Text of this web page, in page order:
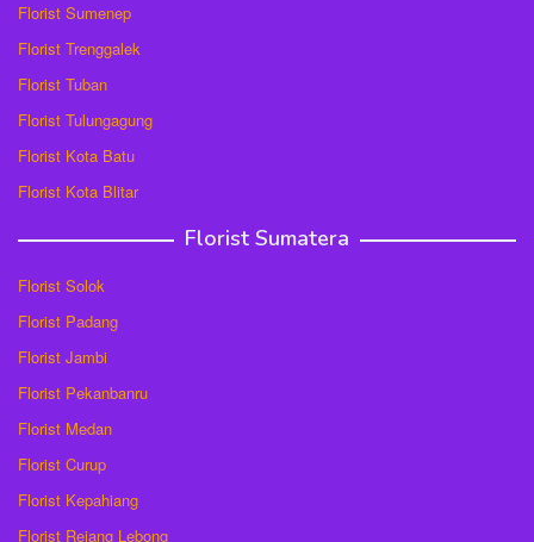
Florist Sumenep
Florist Trenggalek
Florist Tuban
Florist Tulungagung
Florist Kota Batu
Florist Kota Blitar
Florist Sumatera
Florist Solok
Florist Padang
Florist Jambi
Florist Pekanbanru
Florist Medan
Florist Curup
Florist Kepahiang
Florist Rejang Lebong